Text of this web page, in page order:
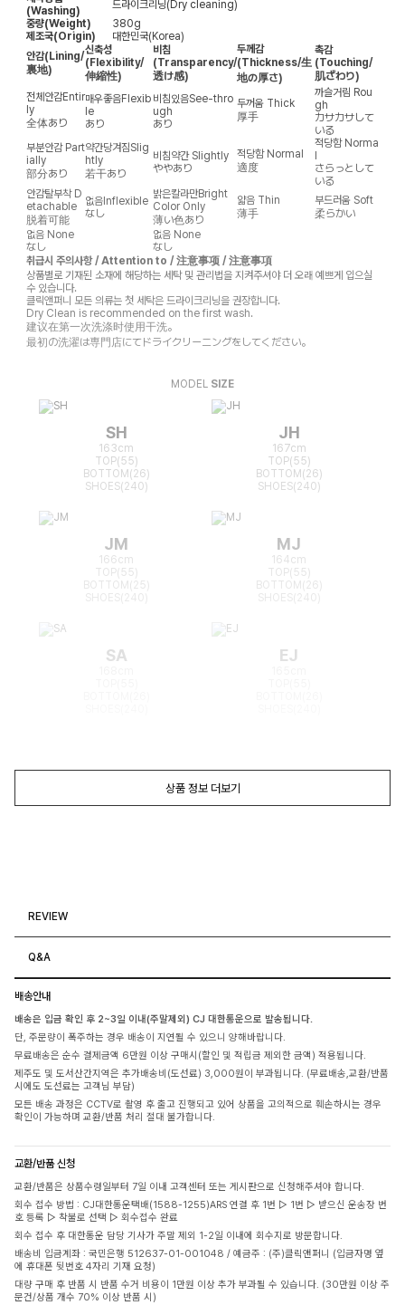
(Washing)
드라이크리닝(Dry cleaning)
중량(Weight)
380g
제조국(Origin)
대한민국(Korea)
안감(Lining/
裏地)
신축성
(Flexibility/
伸縮性)
비침
(Transparency/
透け感)
두께감
(Thickness/生
地の厚さ)
촉감
(Touching/
肌ざわり)
전체안감Entir
ly
全体あり
매우좋음Flexib
le
あり
비침있음See-thro
ugh
あり
두꺼움 Thick
厚手
까슬거림 Rou
gh
カサカサして
いる
부분안감 Part
ially
部分あり
약간당겨짐Slig
htly
若干あり
비침약간 Slightly
ややあり
적당함 Normal
適度
적당함 Norma
l
さらっとして
いる
안감탈부착 D
etachable
脱着可能
없음Inflexible
なし
밝은칼라만Bright
Color Only
薄い色あり
얇음 Thin
薄手
부드러움 Soft
柔らかい
없음 None
なし
없음 None
なし
취급시 주의사항 / Attention to / 注意事项 / 注意事項
상품별로 기재된 소재에 해당하는 세탁 및 관리법을 지켜주셔야 더 오래 예쁘게 입으실
수 있습니다.
클릭앤퍼니 모든 의류는 첫 세탁은 드라이크리닝을 권장합니다.
Dry Clean is recommended on the first wash.
建议在第一次洗涤时使用干洗。
最初の洗濯は専門店にてドライクリーニングをしてください。
MODEL SIZE
SH
163cm
TOP(55)
BOTTOM(26)
SHOES(240)
JH
167cm
TOP(55)
BOTTOM(26)
SHOES(240)
JM
166cm
TOP(55)
BOTTOM(25)
MJ
164cm
TOP(55)
BOTTOM(26)
SA EJ
상품 정보 더보기
REVIEW
Q&A
배송안내
배송은 입금 확인 후 2~3일 이내(주말제외) CJ 대한통운으로 발송됩니다.
단, 주문량이 폭주하는 경우 배송이 지연될 수 있으니 양해바랍니다.
무료배송은 순수 결제금액 6만원 이상 구매시(할인 및 적립금 제외한 금액) 적용됩니다.
제주도 및 도서산간지역은 추가배송비(도선료) 3,000원이 부과됩니다. (무료배송,교환/반품
시에도 도선료는 고객님 부담)
모든 배송 과정은 CCTV로 촬영 후 출고 진행되고 있어 상품을 고의적으로 훼손하시는 경우
확인이 가능하며 교환/반품 처리 절대 불가합니다.
교환/반품 신청
교환/반품은 상품수령일부터 7일 이내 고객센터 또는 게시판으로 신청해주셔야 합니다.
회수 접수 방법 : CJ대한통운택배(1588-1255)ARS 연결 후 1번 ▷ 1번 ▷ 받으신 운송장 번
호 등록 ▷ 착불로 선택 ▷ 회수접수 완료
회수 접수 후 대한통운 담당 기사가 주말 제외 1-2일 이내에 회수지로 방문합니다.
배송비 입금계좌 : 국민은행 512637-01-001048 / 예금주 : (주)클릭앤퍼니 (입금자명 옆
에 휴대폰 뒷번호 4자리 기재 요청)
대량 구매 후 반품 시 반품 수거 비용이 1만원 이상 추가 부과될 수 있습니다. (30만원 이상 주
문건/상품 개수 70% 이상 반품 시)